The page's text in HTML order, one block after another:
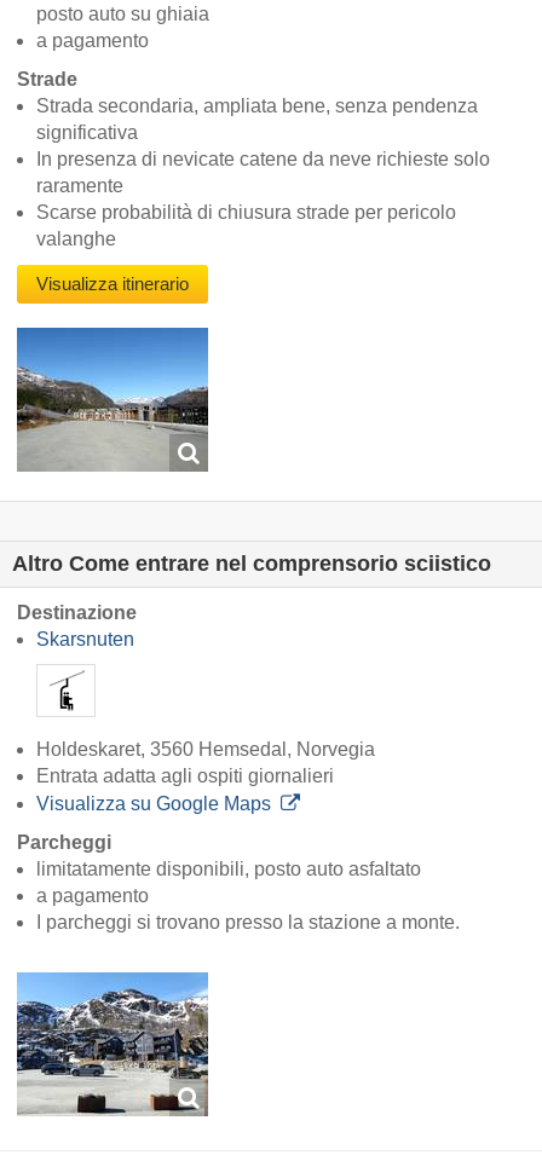
posto auto su ghiaia
a pagamento
Strade
Strada secondaria, ampliata bene, senza pendenza
significativa
In presenza di nevicate catene da neve richieste solo
raramente
Scarse probabilità di chiusura strade per pericolo
valanghe
Visualizza itinerario
Altro Come entrare nel comprensorio sciistico
Destinazione
Skarsnuten
Holdeskaret, 3560 Hemsedal, Norvegia
Entrata adatta agli ospiti giornalieri
Visualizza su Google Maps
Parcheggi
limitatamente disponibili, posto auto asfaltato
a pagamento
I parcheggi si trovano presso la stazione a monte.